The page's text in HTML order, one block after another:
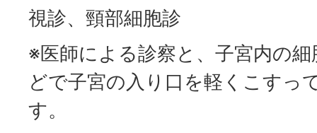
視診、頸部細胞診
※医師による診察と、子宮内の
どで子宮の入り口を軽くこすっ
す。